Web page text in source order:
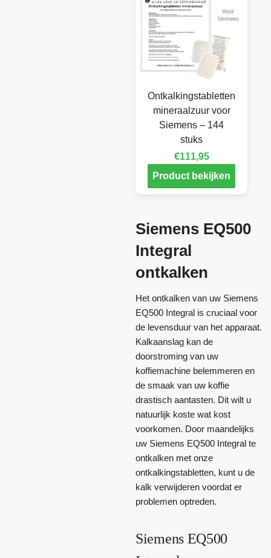
Ontkalkingstabletten
mineraalzuur voor
Siemens – 144
stuks
€111,95
Product bekijken
Siemens EQ500
Integral
ontkalken
Het ontkalken van uw Siemens
EQ500 Integral is cruciaal voor
de levensduur van het apparaat.
Kalkaanslag kan de
doorstroming van uw
koffiemachine belemmeren en
de smaak van uw koffie
drastisch aantasten. Dit wilt u
natuurlijk koste wat kost
voorkomen. Door maandelijks
uw Siemens EQ500 Integral te
ontkalken met onze
ontkalkingstabletten, kunt u de
kalk verwijderen voordat er
problemen optreden.
Siemens EQ500